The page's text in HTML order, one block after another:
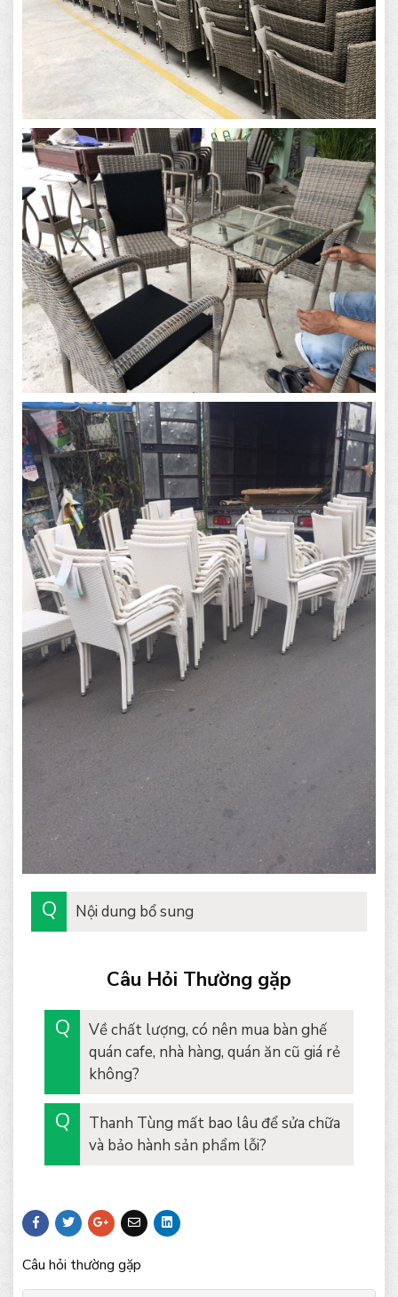
Nội dung bổ sung
Câu Hỏi Thường gặp
Về chất lượng, có nên mua bàn ghế
quán cafe, nhà hàng, quán ăn cũ giá rẻ
không?
Thanh Tùng mất bao lâu để sửa chữa
và bảo hành sản phẩm lỗi?
Câu hỏi thường gặp